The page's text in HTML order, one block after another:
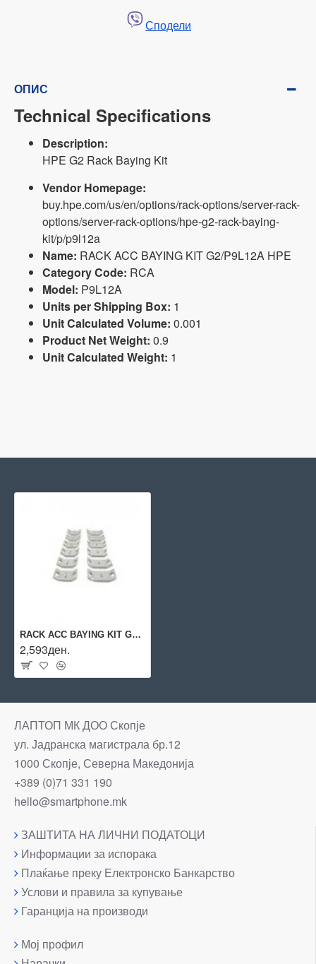
Сподели
ОПИС
Technical Specifications
Description:
HPE G2 Rack Baying Kit
Vendor Homepage:
buy.hpe.com/us/en/options/rack-options/server-rack-
options/server-rack-options/hpe-g2-rack-baying-
kit/p/p9l12a
Name: RACK ACC BAYING KIT G2/P9L12A HPE
Category Code: RCA
Model: P9L12A
Units per Shipping Box: 1
Unit Calculated Volume: 0.001
Product Net Weight: 0.9
Unit Calculated Weight: 1
RACK ACC BAYING KIT G2/P9L12A HPE
2,593ден.
ЛАПТОП МК ДОО Скопје
ул. Јадранска магистрала бр.12
1000 Скопје, Северна Македонија
+389 (0)71 331 190
hello@smartphone.mk
ЗАШТИТА НА ЛИЧНИ ПОДАТОЦИ
Информации за испорака
Плаќање преку Електронско Банкарство
Услови и правила за купување
Гаранција на производи
Мој профил